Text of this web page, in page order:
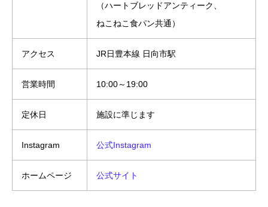
（ハートブレッドアンティーク、
ねこねこ食パン共通）
アクセス JR日豊本線 日向市駅
営業時間 10:00～19:00
定休日 施設に準じます
Instagram 公式Instagram
ホームページ 公式サイト